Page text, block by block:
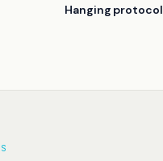
Hanging protocol